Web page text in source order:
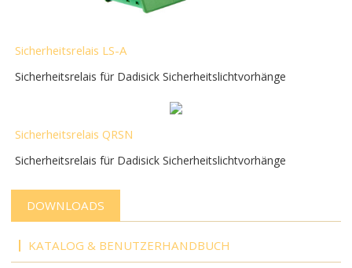
Sicherheitsrelais LS-A
Sicherheitsrelais für Dadisick Sicherheitslichtvorhänge
Sicherheitsrelais QRSN
Sicherheitsrelais für Dadisick Sicherheitslichtvorhänge
DOWNLOADS
KATALOG & BENUTZERHANDBUCH